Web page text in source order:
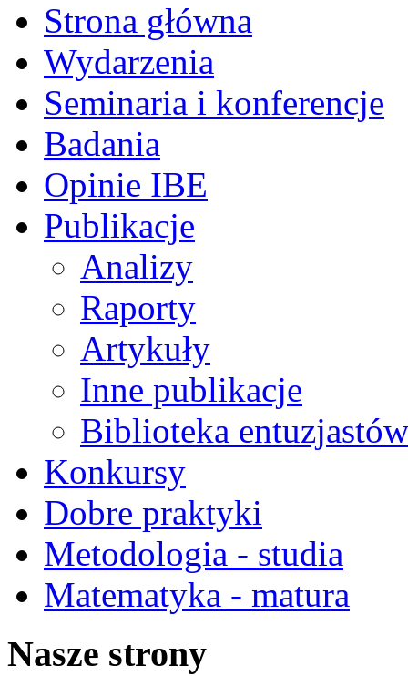
Strona główna
Wydarzenia
Seminaria i konferencje
Badania
Opinie IBE
Publikacje
Analizy
Raporty
Artykuły
Inne publikacje
Biblioteka
Konkursy
Dobre praktyki
Metodologia - studia
Matematyka - matura
Nasze strony